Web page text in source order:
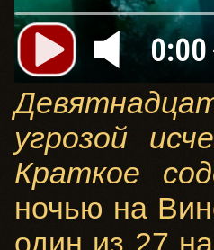
0:00
угрозой
Краткое
ночью на
один из 27